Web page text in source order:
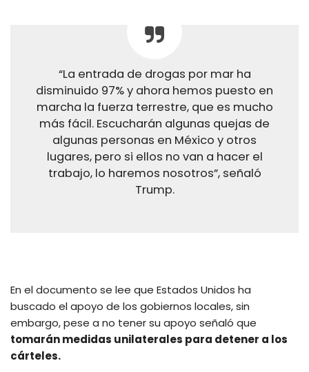
“La entrada de drogas por mar ha
disminuido 97% y ahora hemos puesto en
marcha la fuerza terrestre, que es mucho
más fácil. Escucharán algunas quejas de
algunas personas en México y otros
lugares, pero si ellos no van a hacer el
trabajo, lo haremos nosotros”, señaló
Trump.
En el documento se lee que Estados Unidos ha
buscado el apoyo de los gobiernos locales, sin
embargo, pese a no tener su apoyo señaló que
tomarán medidas unilaterales para detener a los
cárteles.